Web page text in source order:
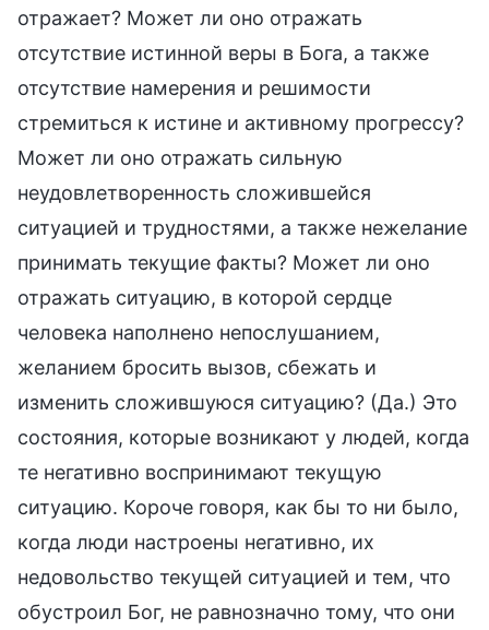
отражает? Может ли оно отражать
отсутствие истинной веры в Бога, а также
отсутствие намерения и решимости
стремиться к истине и активному прогрессу?
Может ли оно отражать сильную
неудовлетворенность сложившейся
ситуацией и трудностями, а также нежелание
принимать текущие факты? Может ли оно
отражать ситуацию, в которой сердце
человека наполнено непослушанием,
желанием бросить вызов, сбежать и
изменить сложившуюся ситуацию? (Да.) Это
состояния, которые возникают у людей, когда
те негативно воспринимают текущую
ситуацию. Короче говоря, как бы то ни было,
когда люди настроены негативно, их
недовольство текущей ситуацией и тем, что
обустроил Бог, не равнозначно тому, что они